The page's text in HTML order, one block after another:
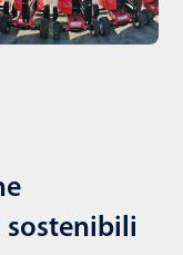
sostenibili